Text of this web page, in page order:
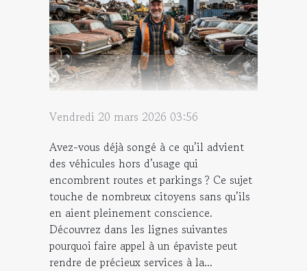
Vendredi 20 mars 2026 03:56
Avez-vous déjà songé à ce qu’il advient
des véhicules hors d’usage qui
encombrent routes et parkings ? Ce sujet
touche de nombreux citoyens sans qu’ils
en aient pleinement conscience.
Découvrez dans les lignes suivantes
pourquoi faire appel à un épaviste peut
rendre de précieux services à la...